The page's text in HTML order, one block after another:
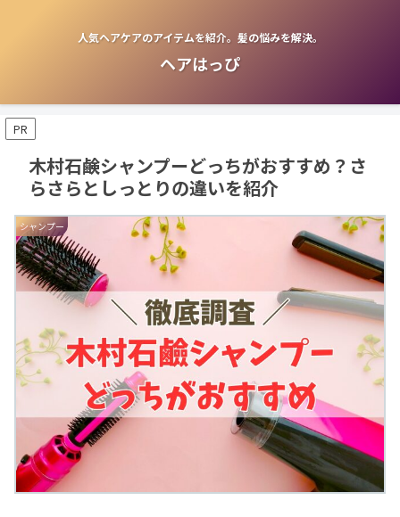
人気ヘアケアのアイテムを紹介。髪の悩みを解決。
ヘアはっぴ
PR
木村石鹸シャンプーどっちがおすすめ？さ
らさらとしっとりの違いを紹介
シャンプー